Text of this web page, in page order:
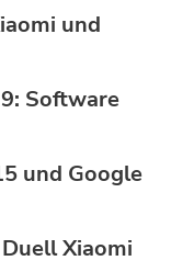
und
Software
und Google
Xiaomi